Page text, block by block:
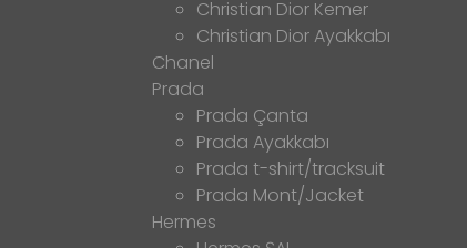
Christian Dior Kemer
Christian Dior Ayakkabı
Chanel
Prada
Prada Çanta
Prada Ayakkabı
Prada t-shirt/tracksuit
Prada Mont/Jacket
Hermes